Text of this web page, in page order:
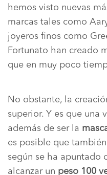
hemos visto nuevas
marcas tales como
joyeros finos como
Fortunato han creado
que en muy poco
No obstante, la
superior. Y es que una
además de ser la
es posible que
según se ha apuntado
alcanzar un peso 100